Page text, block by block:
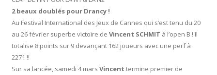
2 beaux doublés pour Drancy !
Au Festival International des Jeux de Cannes qui s’est tenu du 20
au 26 février superbe victoire de Vincent SCHMIT à l’open B ! Il
totalise 8 points sur 9 devançant 162 joueurs avec une perf à
2271 !!
Sur sa lancée, samedi 4 mars Vincent termine premier de